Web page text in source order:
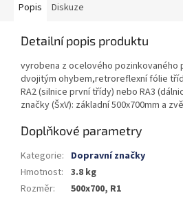
Popis Diskuze
Detailní popis produktu
vyrobena z ocelového pozinkovaného
dvojitým ohybem,retroreflexní fólie
RA2 (silnice první třídy) nebo RA3
značky (ŠxV): základní 500x700mm a
Doplňkové parametry
Kategorie: Dopravní značky
Hmotnost: 3.8 kg
Rozměr: 500x700, R1